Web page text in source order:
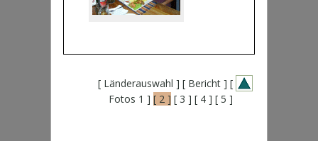
[ Länderauswahl ] [ Bericht ] [
Fotos 1 ] [ 2 ] [ 3 ] [ 4 ] [ 5 ]